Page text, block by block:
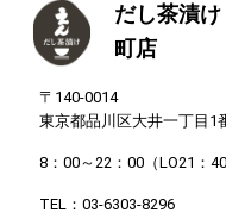
だし茶漬
町店
〒140-0014
東京都品川区大井一丁目
8：00～22：00（LO21：40
TEL：03-6303-8296